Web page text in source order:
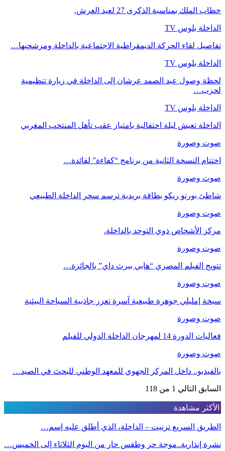
خطاب الملك بمناسبة الذكرى 27 لعيد العرش.
الداخلة بلوس TV
تفاصيل لقاء الحركة الديمقراطية الاجتماعية بالداخلة ومرشحيها…
الداخلة بلوس TV
لحظة وصول عبد الصمد عرشان إلى الداخلة في زيارة تنظيمية
لحزب…
الداخلة بلوس TV
الداخلة تعيش ليلة احتفالية بامتياز عقب تأهل المنتخب المغربي
صوت وصورة
اختتام النسخة الثانية من برنامج “كفاءة” لفائدة…
صوت وصورة
شاطئ بورتو ريكو بطاقة بريدية ترسم سحر الداخلة الطبيعي
صوت وصورة
مركز الأشخاص ذوي التوحد بالداخلة.
صوت وصورة
تتويج الفيلم المصري “هابي بيرث داي” بالجائزة…
صوت وصورة
سبخة إمليلي جوهرة طبيعية آسرة تعزز جاذبية السياحة البيئية
صوت وصورة
فعاليات الدورة 14 لمهرجان الداخلة الدولي للفيلم
صوت وصورة
بالفيديو.. داخل المركز الجهوي للمعهد الوطني للبحث في الصيد…
السابق التالي 1 من 118
الأكثر مشاهدة
الطريق السريع تزنيت – الداخلة، الذي أطلق عليه إسم…
نشرة إنذارية..موجة حر وطقس حار من اليوم الثلاثاء إلى الخميس…